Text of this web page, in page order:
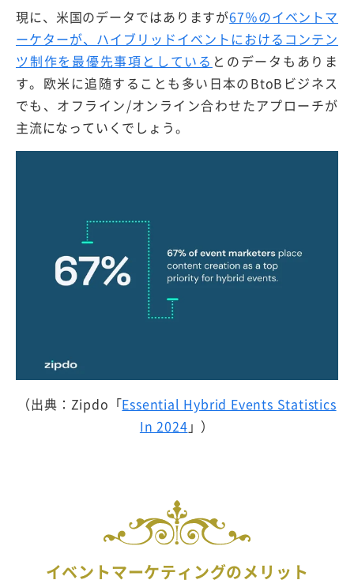
現に、米国のデータではありますが67％のイベントマ
ーケターが、ハイブリッドイベントにおけるコンテン
ツ制作を最優先事項としている とのデータもありま
す。欧米に追随することも多い日本のBtoBビジネス
でも、オフライン/オンライン合わせたアプローチが
主流になっていくでしょう。
（出典：Zipdo「Essential Hybrid Events Statistics
In 2024 」）
イベントマーケティングのメリット